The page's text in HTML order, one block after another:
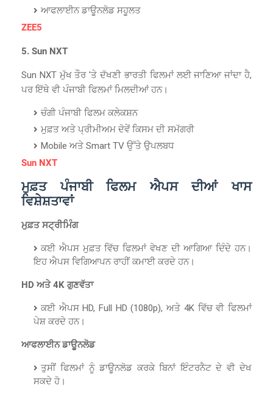
ਆਫਲਾਈਨ ਡਾਊਨਲੋਡ ਸਹੂਲਤ
ZEE5
5. Sun NXT
Sun NXT ਮੁੱਖ ਤੌਰ 'ਤੇ ਦੱਖਣੀ ਭਾਰਤੀ ਫਿਲਮਾਂ ਲਈ ਜਾਣਿਆ ਜਾਂਦਾ ਹੈ,
ਪਰ ਇੱਥੇ ਵੀ ਪੰਜਾਬੀ ਫਿਲਮਾਂ ਮਿਲਦੀਆਂ ਹਨ।
ਚੰਗੀ ਪੰਜਾਬੀ ਫਿਲਮ ਕਲੇਕਸ਼ਨ
ਮੁਫ਼ਤ ਅਤੇ ਪ੍ਰੀਮੀਅਮ ਦੋਵੇਂ ਕਿਸਮ ਦੀ ਸਮੱਗਰੀ
Mobile ਅਤੇ Smart TV ਉੱਤੇ ਉਪਲਬਧ
Sun NXT
ਮੁਫ਼ਤ ਪੰਜਾਬੀ ਫਿਲਮ ਐਪਸ ਦੀਆਂ ਖਾਸ
ਵਿਸ਼ੇਸ਼ਤਾਵਾਂ
ਮੁਫ਼ਤ ਸਟ੍ਰੀਮਿੰਗ
ਕਈ ਐਪਸ ਮੁਫ਼ਤ ਵਿੱਚ ਫਿਲਮਾਂ ਵੇਖਣ ਦੀ ਆਗਿਆ ਦਿੰਦੇ ਹਨ।
ਇਹ ਐਪਸ ਵਿਗਿਆਪਨ ਰਾਹੀਂ ਕਮਾਈ ਕਰਦੇ ਹਨ।
HD ਅਤੇ 4K ਗੁਣਵੱਤਾ
ਕਈ ਐਪਸ HD, Full HD (1080p), ਅਤੇ 4K ਵਿੱਚ ਵੀ ਫਿਲਮਾਂ
ਪੇਸ਼ ਕਰਦੇ ਹਨ।
ਆਫਲਾਈਨ ਡਾਊਨਲੋਡ
ਤੁਸੀਂ ਫਿਲਮਾਂ ਨੂੰ ਡਾਊਨਲੋਡ ਕਰਕੇ ਬਿਨਾਂ ਇੰਟਰਨੈਟ ਦੇ ਵੀ ਦੇਖ
ਸਕਦੇ ਹੋ।